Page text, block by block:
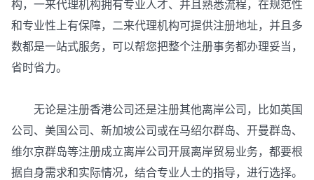
构，一来代理机构拥有专业人才、并且熟悉流程，在规范性
和专业性上有保障，二来代理机构可提供注册地址，并且多
数都是一站式服务，可以帮您把整个注册事务都办理妥当，
省时省力。
无论是注册香港公司还是注册其他离岸公司，比如英国
公司、美国公司、新加坡公司或在马绍尔群岛、开曼群岛、
维尔京群岛等注册成立离岸公司开展离岸贸易业务，都要根
据自身需求和实际情况，结合专业人士的指导，进行选择。